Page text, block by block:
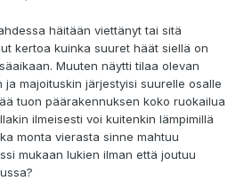
häitään viettänyt tai sitä
kertoa kuinka suuret häät siellä on
Muuten näytti tilaa olevan
majoituskin järjestyisi suurelle osalle
tuon päärakennuksen koko ruokailua
ilmeisesti voi kuitenkin lämpimillä
monta vierasta sinne mahtuu
mukaan lukien ilman että joutuu